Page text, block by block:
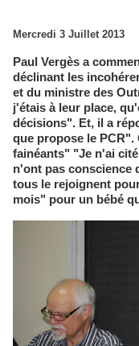
Mercredi 3 Juillet 2013
Paul Vergès a
déclinant les
et du ministre des
j'étais à leur place,
décisions". Et, il a
que propose le
fainéants" "Je n'ai
n'ont pas conscience
tous le rejoignent
mois" pour un bébé